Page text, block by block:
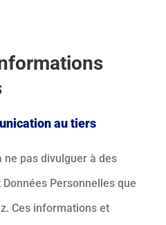
au tiers
ne pas divulguer à des
Personnelles que
Ces informations et